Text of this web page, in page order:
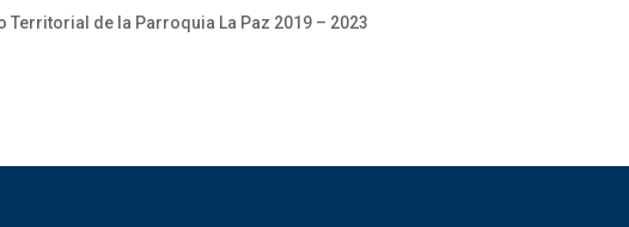
de la Parroquia La Paz 2019 – 2023